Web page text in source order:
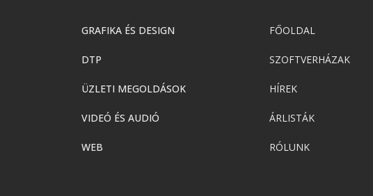
GRAFIKA ÉS DESIGN
DTP
ÜZLETI MEGOLDÁSOK
VIDEÓ ÉS AUDIÓ
WEB
FŐOLDAL
SZOFTVERHÁZAK
HÍREK
ÁRLISTÁK
RÓLUNK